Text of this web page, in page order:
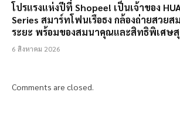
โปรแรงแห่งปีที่ Shopee! เป็นเจ้าของ
Series สมาร์ทโฟนเรือธง กล้องถ่ายสวยส
ระยะ พร้อมของสมนาคุณและสิทธิพิเศษ
6 สิงหาคม 2026
Comments are closed.